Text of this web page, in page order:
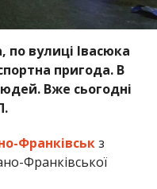
по вулиці Івасюка
пригода. В
Вже сьогодні
Франківськз
Франківської